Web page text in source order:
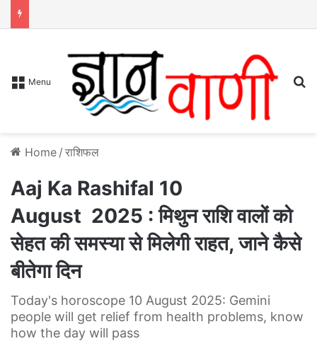
Menu
Home / राशिफल
Aaj Ka Rashifal 10
August 2025 : मिथुन राशि वालों को
सेहत की समस्या से मिलेगी राहत, जाने कैसे
बीतेगा दिन
Today's horoscope 10 August 2025: Gemini
people will get relief from health problems, know
how the day will pass